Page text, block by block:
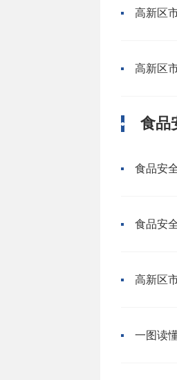
高新区
高新区
食品
食品安
食品安
高新区
一图读